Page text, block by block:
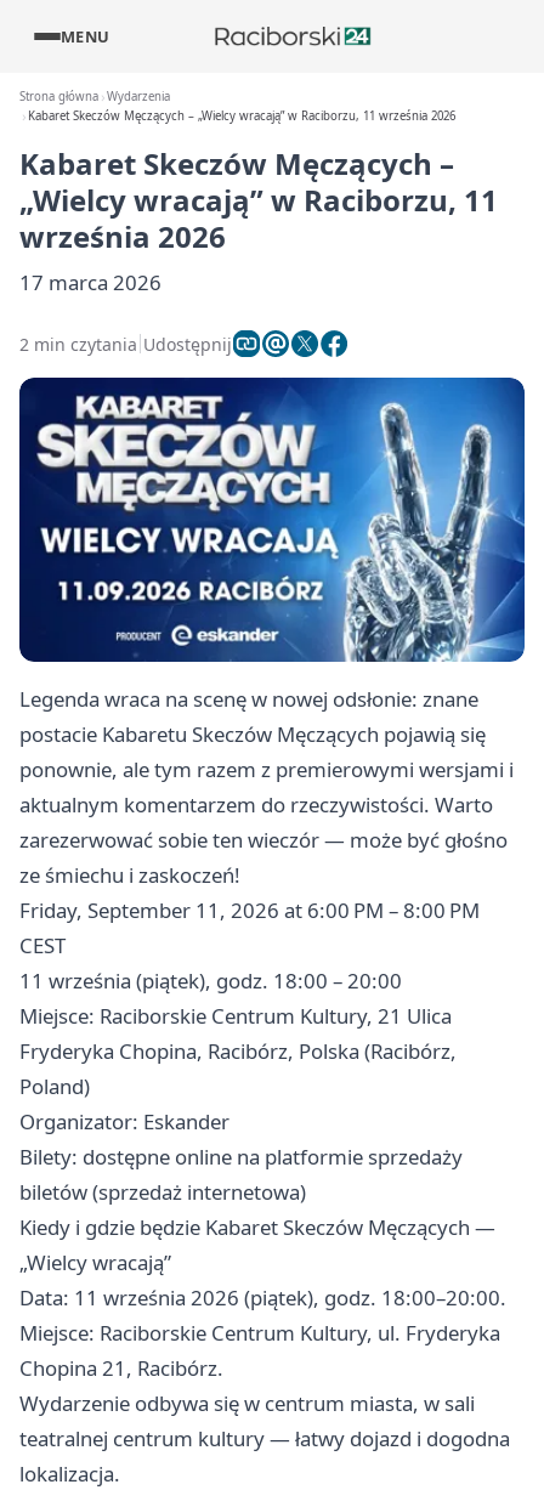
MENU
Strona główna Wydarzenia
Kabaret Skeczów Męczących – „Wielcy wracają” w Raciborzu, 11 września 2026
Kabaret Skeczów Męczących –
„Wielcy wracają” w Raciborzu, 11
września 2026
17 marca 2026
2 min czytania Udostępnij
Legenda wraca na scenę w nowej odsłonie: znane
postacie Kabaretu Skeczów Męczących pojawią się
ponownie, ale tym razem z premierowymi wersjami i
aktualnym komentarzem do rzeczywistości. Warto
zarezerwować sobie ten wieczór — może być głośno
ze śmiechu i zaskoczeń!
Friday, September 11, 2026 at 6:00 PM – 8:00 PM
CEST
11 września (piątek), godz. 18:00 – 20:00
Miejsce: Raciborskie Centrum Kultury, 21 Ulica
Fryderyka Chopina, Racibórz, Polska (Racibórz,
Poland)
Organizator: Eskander
Bilety: dostępne online na platformie sprzedaży
biletów (sprzedaż internetowa)
Kiedy i gdzie będzie Kabaret Skeczów Męczących —
„Wielcy wracają”
Data: 11 września 2026 (piątek), godz. 18:00–20:00.
Miejsce: Raciborskie Centrum Kultury, ul. Fryderyka
Chopina 21, Racibórz.
Wydarzenie odbywa się w centrum miasta, w sali
teatralnej centrum kultury — łatwy dojazd i dogodna
lokalizacja.